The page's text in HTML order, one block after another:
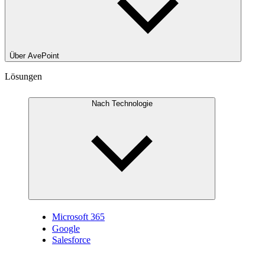
Über AvePoint
Lösungen
Nach Technologie
Microsoft 365
Google
Salesforce